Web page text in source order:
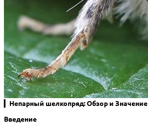
▎Непарный шелкопряд: Обзор и Значение
Введение